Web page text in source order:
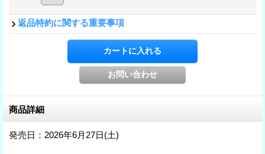
返品特約に関する重要事項
商品詳細
発売日：2026年6月27日(土)